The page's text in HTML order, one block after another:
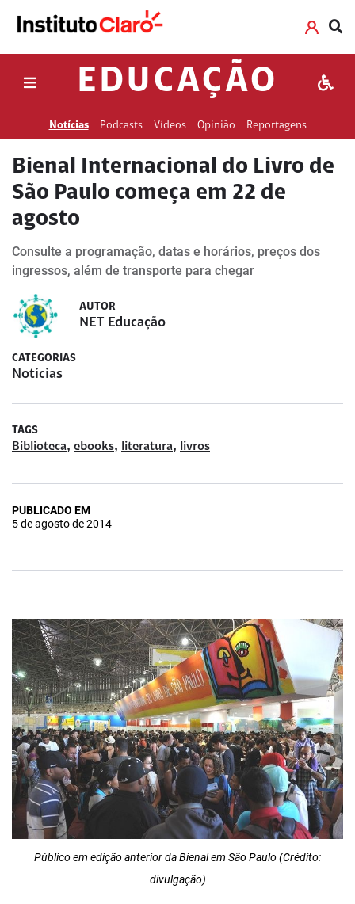
EDUCAÇÃO
Notícias Podcasts Vídeos Opinião Reportagens
Bienal Internacional do Livro de
São Paulo começa em 22 de
agosto
Consulte a programação, datas e horários, preços dos
ingressos, além de transporte para chegar
AUTOR
NET Educação
CATEGORIAS
Notícias
TAGS
Biblioteca, ebooks, literatura, livros
PUBLICADO EM
5 de agosto de 2014
Público em edição anterior da Bienal em São Paulo (Crédito:
divulgação)